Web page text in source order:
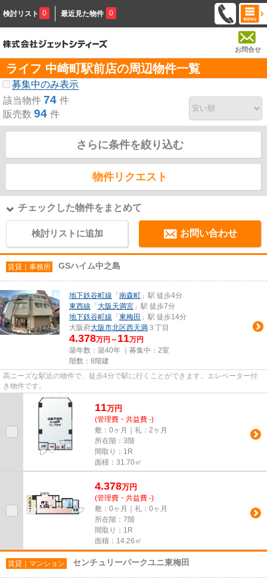
検討リスト 0 最近見た物件 0
お問合せ
ライフ 中崎町駅前店の周辺物件一覧
募集中のみ表示
該当物件 74 件
販売数 94 件
さらに条件を絞り込む
物件リクエスト
チェックした物件をまとめて
検討リストに追加 お問い合わせ
賃貸｜事務所 GSハイム中之島
地下鉄谷町線 「 南森町 」駅 徒歩4分
東西線 「 大阪天満宮 」駅 徒歩7分
地下鉄谷町線 「 東梅田 」駅 徒歩14分
大阪府大阪市北区西天満 ３丁目
4.378万円～ 11万円
築年数：築40年 ｜募集中： 2室
階数：8階建
高ニーズな駅近の物件で、徒歩4分で駅に行くことができます。エレベーター付
き物件です。
11万円
(管理費・共益費 -)
敷：0ヶ月｜礼：2ヶ月
所在階：3階
間取り：1R
面積：31.70㎡
4.378万円
(管理費・共益費 -)
敷：0ヶ月｜礼：0ヶ月
所在階：7階
間取り：1R
面積：14.26㎡
賃貸｜マンション センチュリーパークユニ東梅田